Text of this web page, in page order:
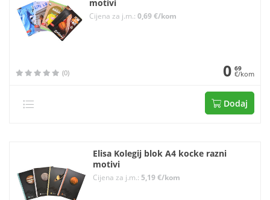
motivi
Cijena za j.m.: 0,69 €/kom
(0) 0 69
€/kom
Dodaj
Elisa Kolegij blok A4 kocke razni
motivi
Cijena za j.m.:5,19 €/kom